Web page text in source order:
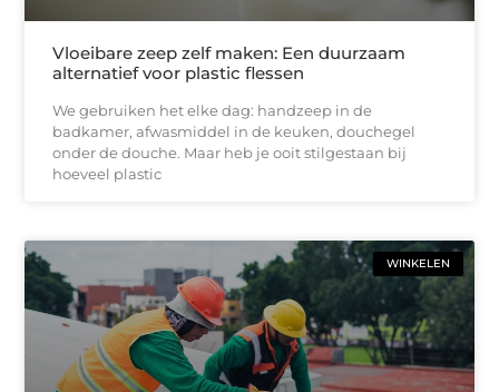
Vloeibare zeep zelf maken: Een duurzaam
alternatief voor plastic flessen
We gebruiken het elke dag: handzeep in de
badkamer, afwasmiddel in de keuken, douchegel
onder de douche. Maar heb je ooit stilgestaan bij
hoeveel plastic
WINKELEN